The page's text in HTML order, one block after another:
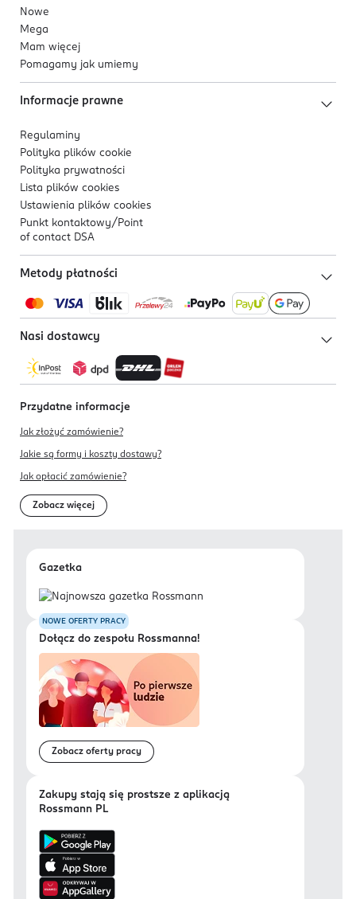
Nowe
Mega
Mam więcej
Pomagamy jak umiemy
Informacje prawne
Regulaminy
Polityka plików cookie
Polityka prywatności
Lista plików cookies
Ustawienia plików cookies
Punkt kontaktowy/ Point
of contact DSA
Metody płatności
Nasi dostawcy
Przydatne informacje
Jak złożyć zamówienie?
Jakie są formy i koszty dostawy?
Jak opłacić zamówienie?
Zobacz więcej
Gazetka
NOWE OFERTY PRACY
Dołącz do zespołu Rossmanna!
Zobacz oferty pracy
Zakupy stają się prostsze z aplikacją
Rossmann PL